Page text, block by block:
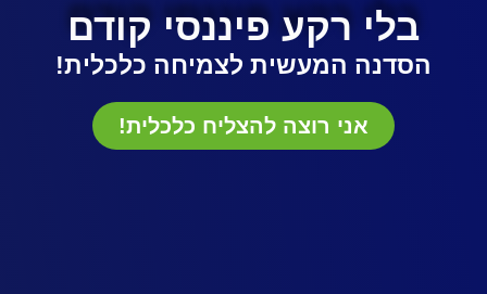
בלי רקע פיננסי קודם
הסדנה המעשית לצמיחה כלכלית!
אני רוצה להצליח כלכלית!